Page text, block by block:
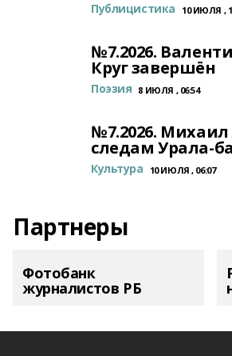
Публицистика 10 ИЮЛЯ ,
№7.2026.
Круг завершён
Поэзия 8 ИЮЛЯ , 06:54
№7.2026. Михаил
следам Урала-
Культура 10 ИЮЛЯ , 06:07
Партнеры
Фотобанк
журналистов РБ